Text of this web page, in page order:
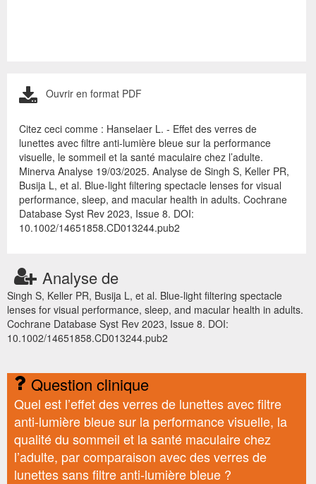
Ouvrir en format PDF
Citez ceci comme : Hanselaer L. - Effet des verres de
lunettes avec filtre anti-lumière bleue sur la performance
visuelle, le sommeil et la santé maculaire chez l’adulte.
Minerva Analyse 19/03/2025. Analyse de Singh S, Keller PR,
Busija L, et al. Blue-light filtering spectacle lenses for visual
performance, sleep, and macular health in adults. Cochrane
Database Syst Rev 2023, Issue 8. DOI:
10.1002/14651858.CD013244.pub2
Analyse de
Singh S, Keller PR, Busija L, et al. Blue-light filtering spectacle
lenses for visual performance, sleep, and macular health in adults.
Cochrane Database Syst Rev 2023, Issue 8. DOI:
10.1002/14651858.CD013244.pub2
Question clinique
Quel est l’effet des verres de lunettes avec filtre
anti-lumière bleue sur la performance visuelle, la
qualité du sommeil et la santé maculaire chez
l’adulte, par comparaison avec des verres de
lunettes sans filtre anti-lumière bleue ?